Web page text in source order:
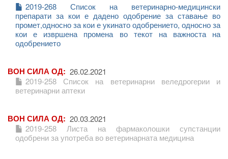
2019-268 Список на ветеринарно-медицински
препарати за кои е дадено одобрение за ставање во
промет,односно за кои е укинато одобрението, односно за
кои е извршена промена во текот на важноста на
одобрението
ВОН СИЛА ОД
26.02.2021
2019-258 Список на ветеринарни веледрогерии и
ветеринарни аптеки
ВОН СИЛА ОД
20.03.2021
2019-258 Листа на фармаколошки супстанции
одобрени за употреба во ветеринарната медицина